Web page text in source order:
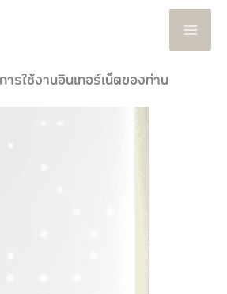
ารใช้งานอินเทอร์เน็ตของท่าน